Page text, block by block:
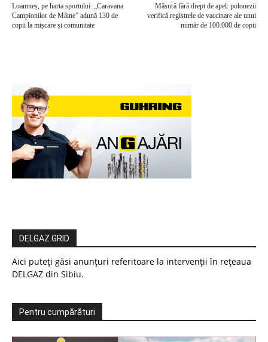
Loamneș, pe harta sportului: „Caravana
Campionilor de Mâine” adună 130 de
copii la mișcare și comunitate
Măsură fără drept de apel: polonezii
verifică registrele de vaccinare ale unui
număr de 100.000 de copii
DELGAZ GRID
Aici puteți găsi anunțuri referitoare la intervenții în rețeaua
DELGAZ din Sibiu.
Pentru cumpărături